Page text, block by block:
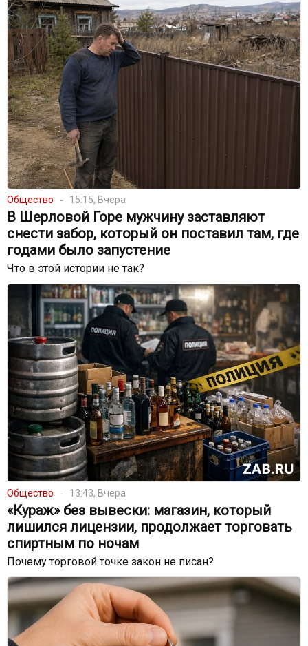
Общество 15:15, Вчера
В Шерловой Горе мужчину заставляют
снести забор, который он поставил там, где
годами было запустение
Что в этой истории не так?
Общество 13:43, Вчера
«Кураж» без вывески: магазин, который
лишился лицензии, продолжает торговать
спиртным по ночам
Почему торговой точке закон не писан?